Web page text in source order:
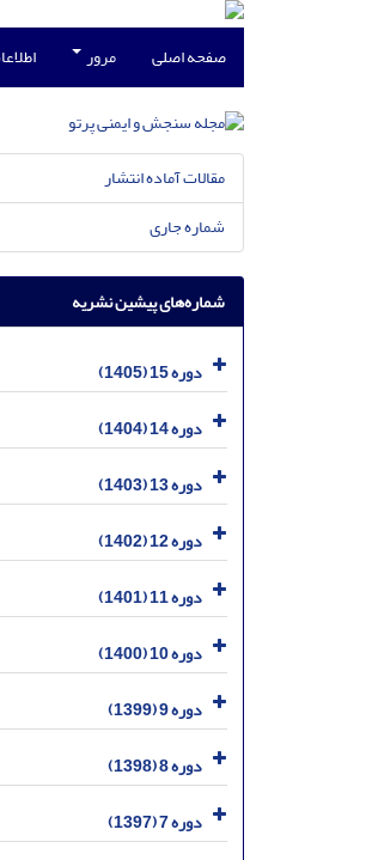
صفحه اصلی مرور
مقالات آماده انتشار
شماره جاری
شماره‌های پیشین نشریه
دوره 15 (1405)
دوره 14 (1404)
دوره 13 (1403)
دوره 12 (1402)
دوره 11 (1401)
دوره 10 (1400)
دوره 9 (1399)
دوره 8 (1398)
دوره 7 (1397)